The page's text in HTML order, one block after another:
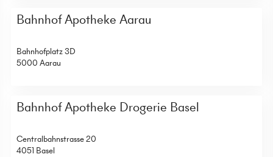
Bahnhof Apotheke Aarau
Bahnhofplatz 3D
5000 Aarau
Bahnhof Apotheke Drogerie Basel
Centralbahnstrasse 20
4051 Basel